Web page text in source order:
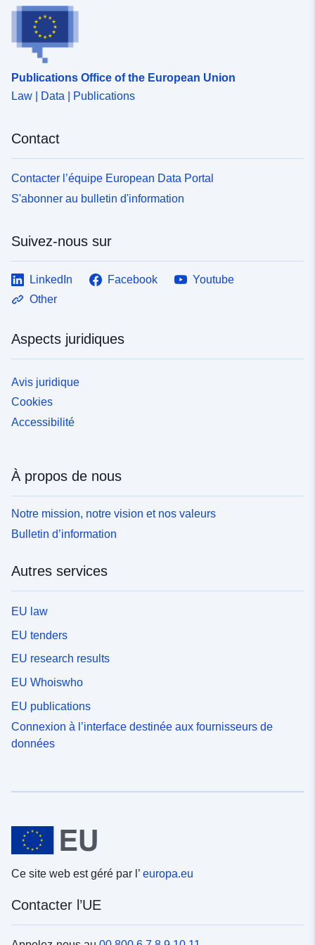
et est nul. Ces zones ne sont pas incluses dans la
classe d'objets et n'ont pas à être représentées comme
des zones d'aléa. Cependant, dans le cas des PPR
naturels, le zonage réglementaire peut classer certaines
zones non exposées à l'aléa en zone de prescription
(voir la définition de la classe ZonePPR).
Publications Office of the European Union
Law | Data | Publications
Contact
Contacter l’équipe European Data Portal
S'abonner au bulletin d'information
Suivez-nous sur
LinkedIn Facebook
Youtube
Other
Aspects juridiques
Avis juridique
Cookies
Accessibilité
À propos de nous
Notre mission, notre vision et nos valeurs
Bulletin d’information
Autres services
EU law
EU tenders
EU research results
EU Whoiswho
EU publications
Connexion à l’interface destinée aux fournisseurs de
données
Ce site web est géré par l’ europa.eu
Contacter l’UE